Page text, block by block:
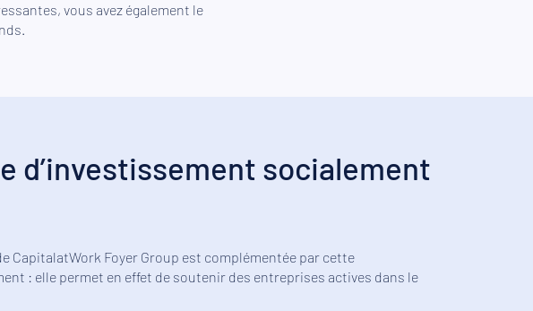
vous avez également le
d’investissement socialement
CapitalatWork Foyer Group est complémentée par cette
: elle permet en effet de soutenir des entreprises actives dans le